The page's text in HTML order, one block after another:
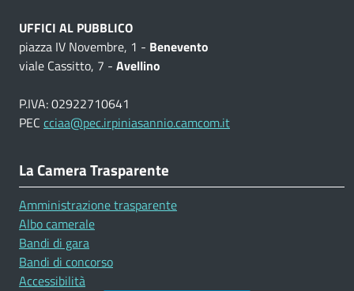
UFFICI AL PUBBLICO
piazza IV Novembre, 1 - Benevento
viale Cassitto, 7 - Avellino
P.IVA: 02922710641
PEC cciaa@pec.irpiniasannio.camcom.it
La Camera Trasparente
Amministrazione trasparente
Albo camerale
Bandi di gara
Bandi di concorso
Accessibilità